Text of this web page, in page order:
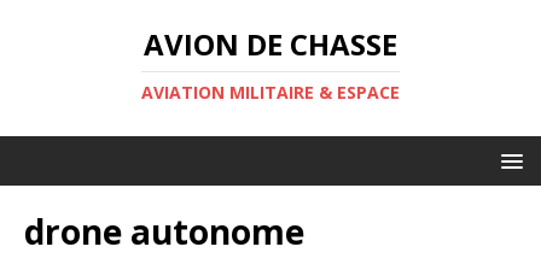
AVION DE CHASSE
AVIATION MILITAIRE & ESPACE
drone autonome